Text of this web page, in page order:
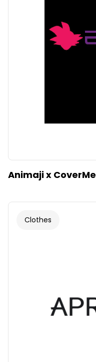
Animaji x CoverMe
Clothes